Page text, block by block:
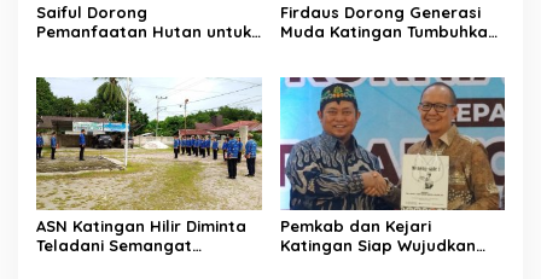
Saiful Dorong
Pemanfaatan Hutan untuk
Firdaus Dorong Generasi
Muda Katingan Tumbuhkan
ASN Katingan Hilir Diminta
Teladani Semangat
Pemkab dan Kejari
Katingan Siap Wujudkan